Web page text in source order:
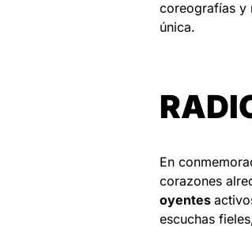
coreografías y
única.
En
corazones
oyentes
escuchas